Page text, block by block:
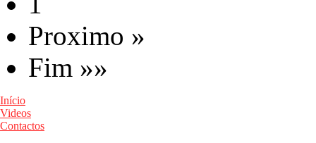
Proximo »
Fim »»
Início
Videos
Contactos